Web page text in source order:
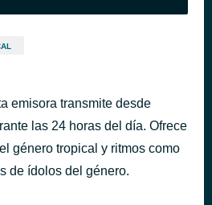
emisora transmite desde
las 24 horas del día. Ofrece
género tropical y ritmos como
de ídolos del género.